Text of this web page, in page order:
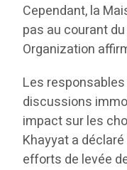
Cependant, la
pas au courant
Organization
Les
discussions
impact sur les
Khayyat a
efforts de levée